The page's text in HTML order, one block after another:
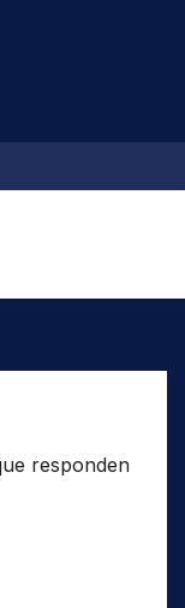
responden